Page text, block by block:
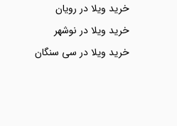
خرید ویلا در رویان
خرید ویلا در نوشهر
خرید ویلا در سی سنگان